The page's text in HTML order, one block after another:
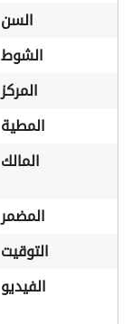
السن
الشوط
المركز
المطية
المالك
المضمر
التوقيت
الفيديو